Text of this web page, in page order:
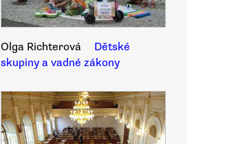
Olga Richterová
Dětské
skupiny a vadné zákony